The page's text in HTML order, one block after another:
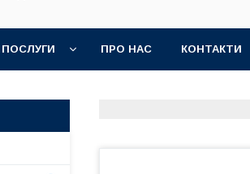
ПРО НАС КОНТАКТИ